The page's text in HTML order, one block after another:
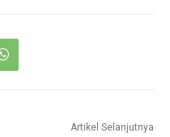
Artikel Selanjutnya